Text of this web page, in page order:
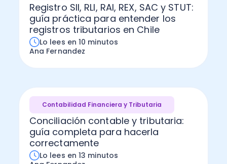
Registro SII, RLI, RAI, REX, SAC y STUT:
guía práctica para entender los
registros tributarios en Chile
Lo lees en 10 minutos
Ana Fernandez
Contabilidad Financiera y Tributaria
Conciliación contable y tributaria:
guía completa para hacerla
correctamente
Lo lees en 13 minutos